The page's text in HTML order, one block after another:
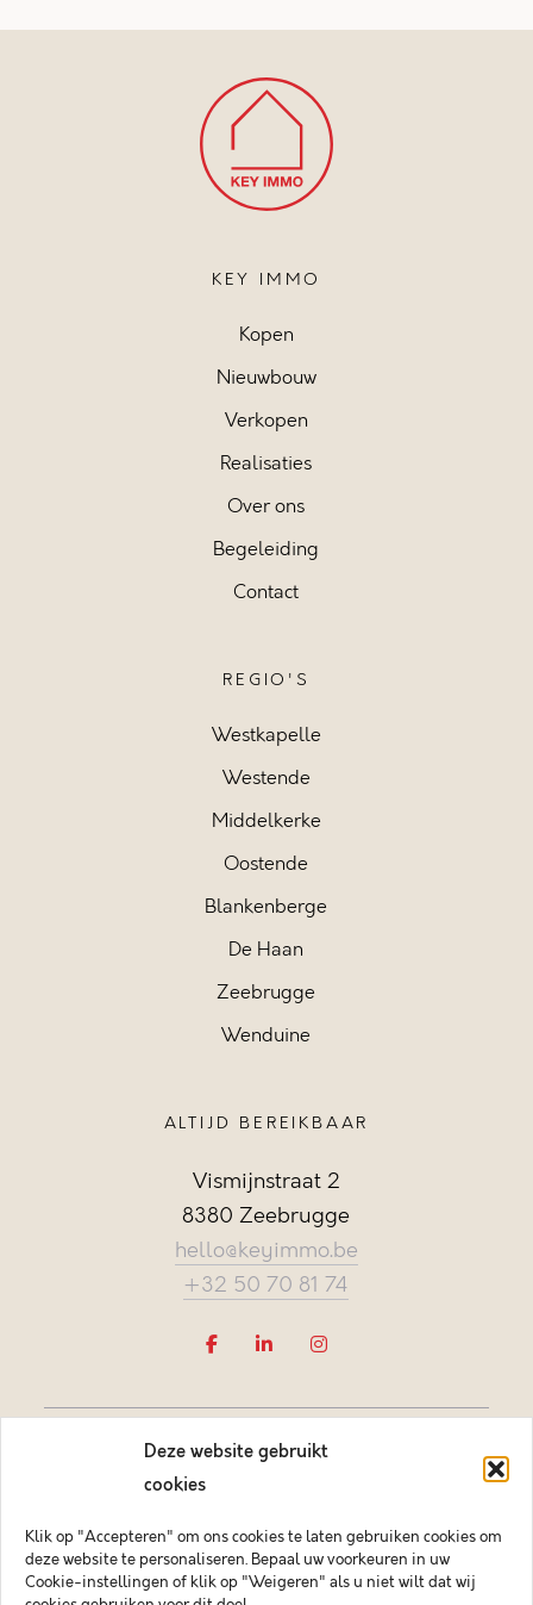
Deze website gebruikt
cookies
Klik op "Accepteren" om ons cookies te laten gebruiken cookies om
deze website te personaliseren. Bepaal uw voorkeuren in uw
Cookie-instellingen of klik op "Weigeren" als u niet wilt dat wij
KEY IMMO
Kopen
Nieuwbouw
Verkopen
Realisaties
Over ons
Begeleiding
Contact
REGIO'S
Westkapelle
Westende
Middelkerke
Oostende
Blankenberge
De Haan
Zeebrugge
Wenduine
ALTIJD BEREIKBAAR
Vismijnstraat 2
8380 Zeebrugge
hello@keyimmo.be
+32 50 70 81 74
Vastgoedmakelaar-bemiddelaar BIV België BIV 505084